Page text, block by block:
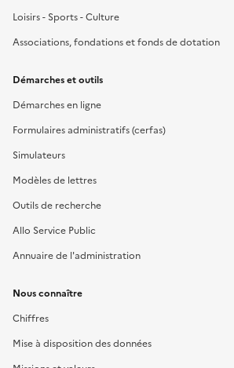
Loisirs - Sports - Culture
Associations, fondations et fonds de dotation
Démarches et outils
Démarches en ligne
Formulaires administratifs (cerfas)
Simulateurs
Modèles de lettres
Outils de recherche
Allo Service Public
Annuaire de l'administration
Nous connaître
Chiffres
Mise à disposition des données